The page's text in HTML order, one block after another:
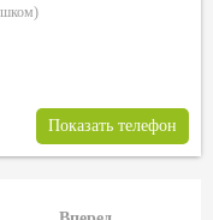
Показать телефон